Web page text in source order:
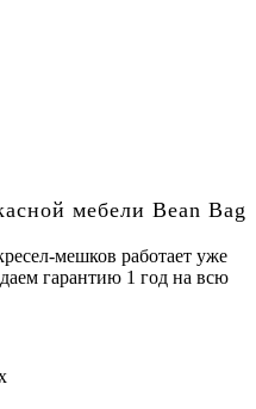
мебели Bean Bag
мешков работает уже
гарантию 1 год на всю